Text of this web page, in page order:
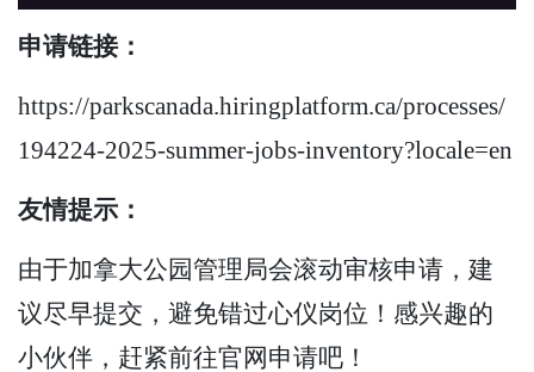
申请链接：
https://parkscanada.hiringplatform.ca/processes/
194224-2025-summer-jobs-inventory?locale=en
友情提示：
由于加拿大公园管理局会滚动审核申请，建
议尽早提交，避免错过心仪岗位！感兴趣的
小伙伴，赶紧前往官网申请吧！